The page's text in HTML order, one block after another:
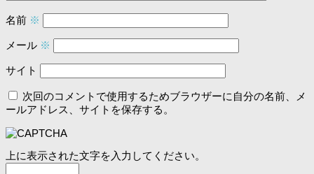
名前 ※
メール ※
サイト
次回のコメントで使用するためブラウザーに自分の名前、メ
ールアドレス、サイトを保存する。
上に表示された文字を入力してください。